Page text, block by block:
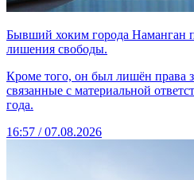
Бывший хоким города Наманган
лишения свободы.
Кроме того, он был лишён права
связанные с материальной
года.
16:57 / 07.08.2026